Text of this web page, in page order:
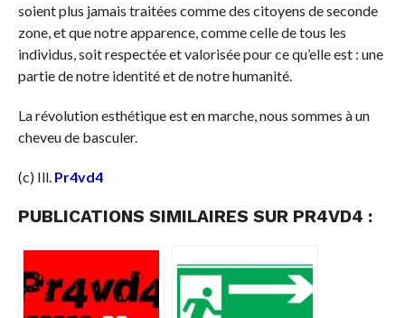
soient plus jamais traitées comme des citoyens de seconde
zone, et que notre apparence, comme celle de tous les
individus, soit respectée et valorisée pour ce qu’elle est : une
partie de notre identité et de notre humanité.
La révolution esthétique est en marche, nous sommes à un
cheveu de basculer.
(c) Ill. Pr4vd4
PUBLICATIONS SIMILAIRES SUR PR4VD4 :